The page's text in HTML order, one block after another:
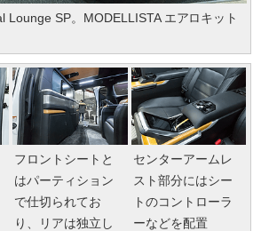
Lounge SP。MODELLISTA エアロキット
フロントシートと
はパーティション
で仕切られてお
り、リアは独立し
センターアームレ
スト部分にはシー
トのコントローラ
ーなどを配置